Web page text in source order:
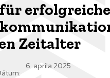
erfolgreiche
Zeitalter
6. apríla 2025